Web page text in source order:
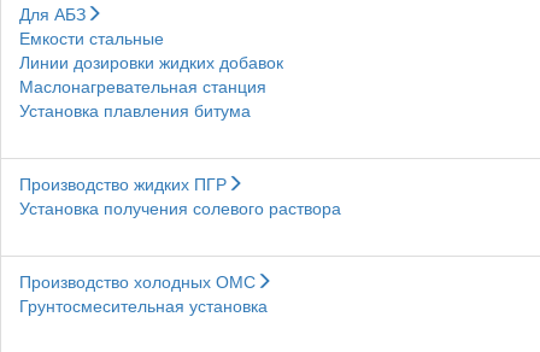
Для АБЗ
Емкости стальные
Линии дозировки жидких добавок
Маслонагревательная станция
Установка плавления битума
Производство жидких ПГР
Установка получения солевого раствора
Производство холодных ОМС
Грунтосмесительная установка